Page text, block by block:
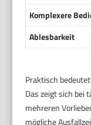
Komplexere
Ablesbarkeit
Praktisch
Das zeigt sich bei
mehreren
mögliche